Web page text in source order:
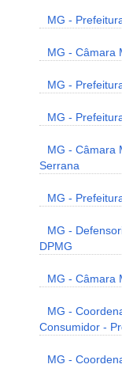
MG -
MG - Câmara
MG -
MG -
MG - Câmara
Serrana
MG -
MG -
DPMG
MG - Câmara
MG -
Consumidor -
MG -